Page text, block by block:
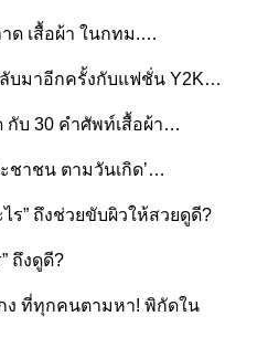
ด เสื้อผ้า ในกทม.…
บมาอีกครั้งกับแฟชั่น Y2K…
กับ 30 คำศัพท์เสื้อผ้า…
ะชาชน ตามวันเกิด’…
ร” ถึงช่วยขับผิวให้สวยดูดี?
ถึงดูดี?
ง ที่ทุกคนตามหา! พิกัดใน